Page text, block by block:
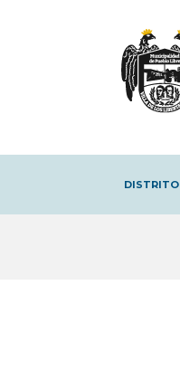
DISTRITO